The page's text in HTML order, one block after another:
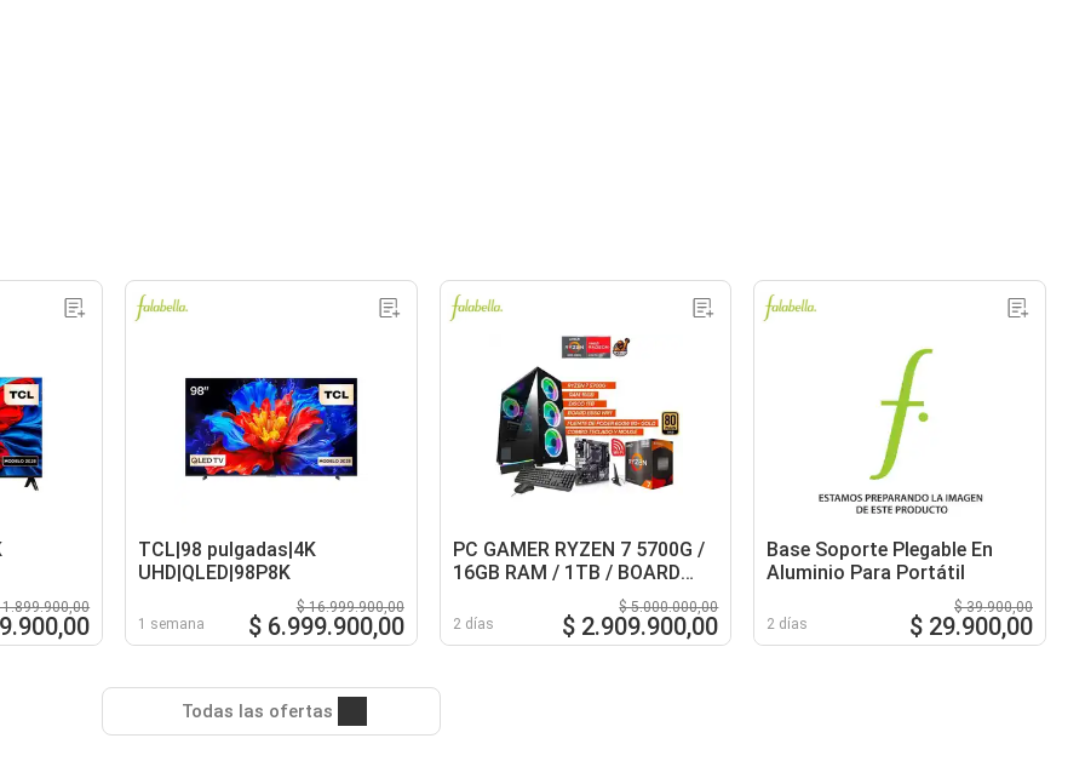
1.899.900,00
TCL|98 pulgadas|4K
UHD|QLED|98P8K
1 semana
$ 16.999.900,00
$ 6.999.900,00
PC GAMER RYZEN 7 5700G /
16GB RAM / 1TB / BOARD
B550 WIFI / FUENTE 600W
80+ GOLD
2 días
$ 5.000.000,00
$ 2.909.900,00
Base Soporte Plegable En
Aluminio Para Portátil
2 días
$ 39.900,00
$ 29.900,00
Todas las ofertas